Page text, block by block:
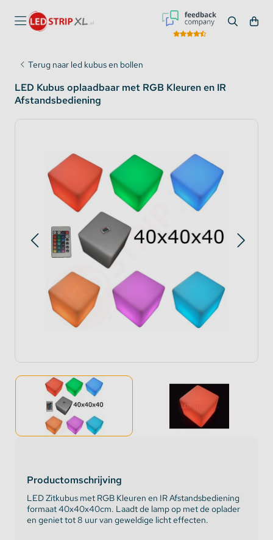
Terug naar led kubus en bollen
LED Kubus oplaadbaar met RGB Kleuren en IR
Afstandsbediening
Productomschrijving
LED Zitkubus met RGB Kleuren en IR Afstandsbediening
formaat 40x40x40cm. Laadt de lamp op met de oplader
en geniet tot 8 uur van geweldige licht effecten.